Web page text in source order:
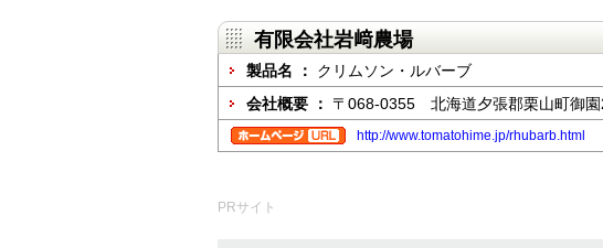
有限会社岩﨑農場
製品名 ： クリムソン・ルバーブ
会社概要 ： 〒068-0355 北海道夕張郡栗山町御園
http://www.tomatohime.jp/rhubarb.html
PRサイト